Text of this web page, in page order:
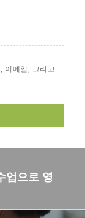
이메일, 그리고
업으로 영